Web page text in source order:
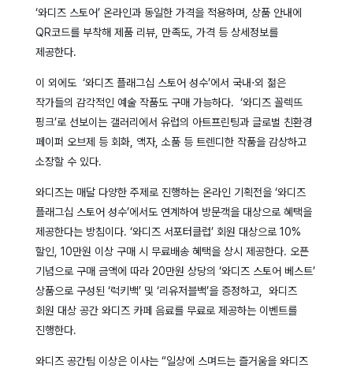
‘와디즈 스토어’ 온라인과 동일한 가격을 적용하며, 상품 안내에
QR코드를 부착해 제품 리뷰, 만족도, 가격 등 상세정보를
제공한다.
이 외에도 ‘와디즈 플래그십 스토어 성수’에서 국내⋅외 젊은
작가들의 감각적인 예술 작품도 구매 가능하다. ‘와디즈 꼴렉뜨
핑크’로 선보이는 갤러리에서 유럽의 아트프린팅과 글로벌 친환경
페이퍼 오브제 등 회화, 액자, 소품 등 트렌디한 작품을 감상하고
소장할 수 있다.
와디즈는 매달 다양한 주제로 진행하는 온라인 기획전을 ‘와디즈
플래그십 스토어 성수’에서도 연계하여 방문객을 대상으로 혜택을
제공한다는 방침이다. ‘와디즈 서포터클럽’ 회원 대상으로 10%
할인, 10만원 이상 구매 시 무료배송 혜택을 상시 제공한다. 오픈
기념으로 구매 금액에 따라 20만원 상당의 ‘와디즈 스토어 베스트’
상품으로 구성된 ‘럭키백’ 및 ‘리유저블백’을 증정하고, 와디즈
회원 대상 공간 와디즈 카페 음료를 무료로 제공하는 이벤트를
진행한다.
와디즈 공간팀 이상은 이사는 “일상에 스며드는 즐거움을 와디즈